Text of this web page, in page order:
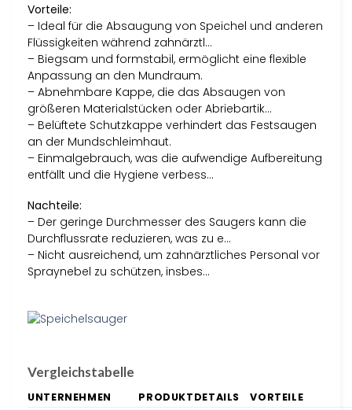
Vorteile:
– Ideal für die Absaugung von Speichel und anderen
Flüssigkeiten während zahnärztl…
– Biegsam und formstabil, ermöglicht eine flexible
Anpassung an den Mundraum.
– Abnehmbare Kappe, die das Absaugen von
größeren Materialstücken oder Abriebartik…
– Belüftete Schutzkappe verhindert das Festsaugen
an der Mundschleimhaut.
– Einmalgebrauch, was die aufwendige Aufbereitung
entfällt und die Hygiene verbess…
Nachteile:
– Der geringe Durchmesser des Saugers kann die
Durchflussrate reduzieren, was zu e…
– Nicht ausreichend, um zahnärztliches Personal vor
Spraynebel zu schützen, insbes…
Vergleichstabelle
UNTERNEHMEN PRODUKTDETAILS VORTEILE